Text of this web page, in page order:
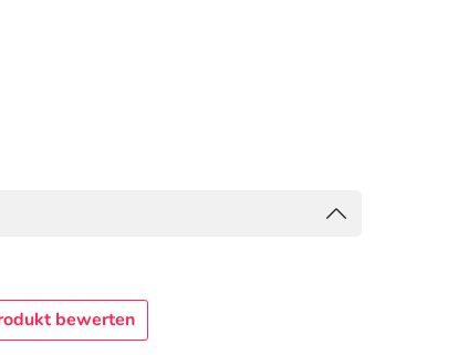
bewerten